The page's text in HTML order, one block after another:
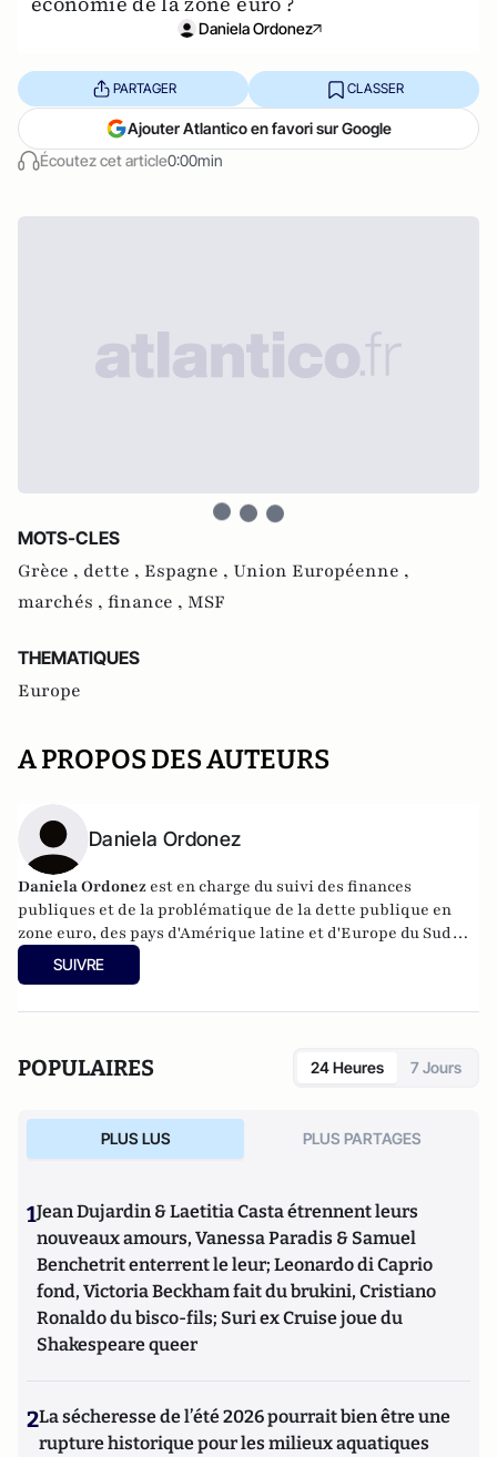
Daniela Ordonez
Écoutez cet article0:00min
PARTAGER CLASSER
Ajouter Atlantico en favori sur Google
MOTS-CLES
Grèce , dette , Espagne , Union Européenne ,
marchés , finance , MSF
THEMATIQUES
Europe
A PROPOS DES AUTEURS
Daniela Ordonez
Daniela Ordonez est en charge du suivi des finances
publiques et de la problématique de la dette publique en
zone euro, des pays d'Amérique latine et d'Europe du Sud
(Espagne, Italie, Grèce).
SUIVRE
POPULAIRES 24 Heures 7 Jours
PLUS LUS PLUS PARTAGES
1Jean Dujardin & Laetitia Casta étrennent leurs
nouveaux amours, Vanessa Paradis & Samuel
Benchetrit enterrent le leur; Leonardo di Caprio
fond, Victoria Beckham fait du brukini, Cristiano
Ronaldo du bisco-fils; Suri ex Cruise joue du
Shakespeare queer
2La sécheresse de l’été 2026 pourrait bien être une
rupture historique pour les milieux aquatiques